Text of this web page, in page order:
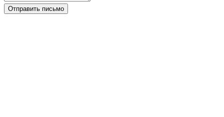
Отправить письмо